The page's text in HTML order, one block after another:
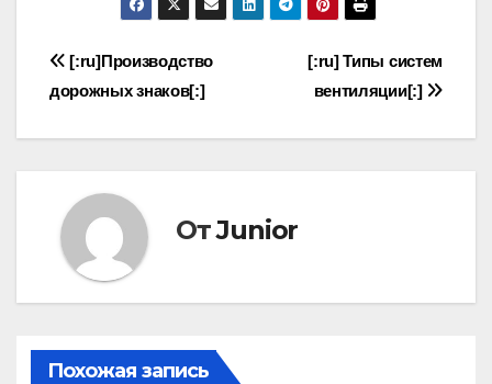
Навигация
по
[:ru] Типы систем
вентиляции[:]
[:ru]Производство
дорожных знаков[:]
ОтJunior
Похожая запись